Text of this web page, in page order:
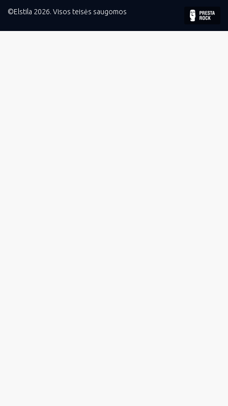
©Elstila 2026. Visos teisės saugomos